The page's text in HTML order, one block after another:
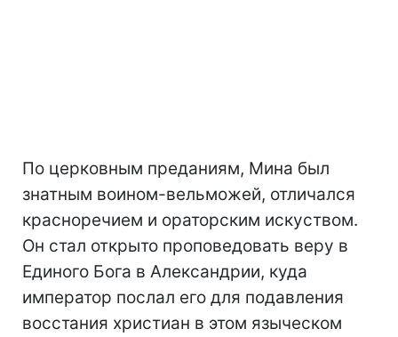
По церковным преданиям, Мина был
знатным воином-вельможей, отличался
красноречием и ораторским искуством.
Он стал открыто проповедовать веру в
Единого Бога в Александрии, куда
император послал его для подавления
восстания христиан в этом языческом